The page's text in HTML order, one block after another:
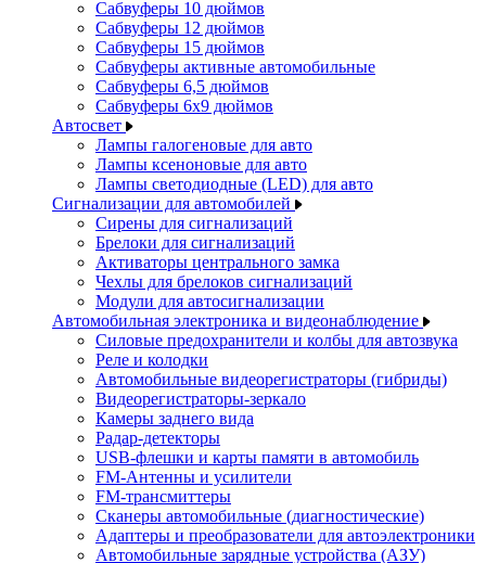
Сабвуферы 10 дюймов
Сабвуферы 12 дюймов
Сабвуферы 15 дюймов
Сабвуферы активные автомобильные
Сабвуферы 6,5 дюймов
Сабвуферы 6x9 дюймов
Автосвет
Лампы галогеновые для авто
Лампы ксеноновые для авто
Лампы светодиодные (LED) для авто
Сигнализации для автомобилей
Сирены для сигнализаций
Брелоки для сигнализаций
Активаторы центрального замка
Чехлы для брелоков сигнализаций
Модули для автосигнализации
Автомобильная электроника и видеонаблюдение
Силовые предохранители и колбы для автозвука
Реле и колодки
Автомобильные видеорегистраторы (гибриды)
Видеорегистраторы-зеркало
Камеры заднего вида
Радар-детекторы
USB-флешки и карты памяти в автомобиль
FM-Антенны и усилители
FM-трансмиттеры
Сканеры автомобильные (диагностические)
Адаптеры и преобразователи для автоэлектроники
Автомобильные зарядные устройства (АЗУ)